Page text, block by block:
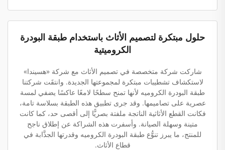
حلول مبتكرة لتصميم الأثاث باستخدام طبقة البودرة
الكروميتية
شاركت شركة متخصصة في تصميم الأثاث مع شركة «هسيندا»
لاستكشاف تشطيبات مبتكرة لمجموعتها الجديدة. وانتقَت شركتنا
طبقة البودرة الكروميه لأنها تمنح سطحًا لامعًا عاكسًا يضفي لمسة
عصرية على تصاميمها. وقد جرى تطبيق هذه الطبقة بسلاسة تامة،
فكانت القطع الأثاثية الناتجة ملفتة بصريًّا إلى أقصى حد، كما كانت
متينة وسهلة الصيانة. وأسفرت هذه الشراكة عن إطلاق ناجح
للمنتج، ما يبرز تنوُّع طبقة البودرة الكروميه وقدرتها الجذَّابة في
قطاع الأثاث.